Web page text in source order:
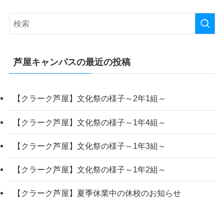
芦屋キャンパスの最近の投稿
【クラーク芦屋】文化祭の様子～2年1組～
【クラーク芦屋】文化祭の様子～1年4組～
【クラーク芦屋】文化祭の様子～1年3組～
【クラーク芦屋】文化祭の様子～1年2組～
【クラーク芦屋】夏季休業中の休校のお知らせ